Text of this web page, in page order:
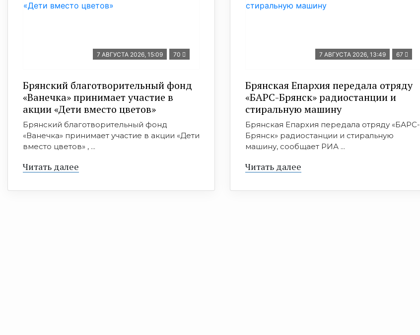
7 АВГУСТА 2026, 15:09 70
Брянский благотворительный фонд
«Ванечка» принимает участие в
акции «Дети вместо цветов»
Брянский благотворительный фонд
«Ванечка» принимает участие в акции «Дети
вместо цветов» , ...
Читать далее
7 АВГУСТА 2026, 13:49 67
Брянская Епархия передала отряду
«БАРС-Брянск» радиостанции и
стиральную машину
Брянская Епархия передала отряду «БАРС-
Брянск» радиостанции и стиральную
машину, сообщает РИА ...
Читать далее